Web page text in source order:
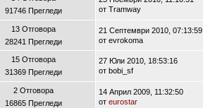
91746 Прегледи
от Tramway
13 Отговора
28241 Прегледи
21 Септември 2010, 07:13:59
от evrokoma
15 Отговора
31369 Прегледи
27 Юли 2010, 18:53:16
от bobi_sf
2 Отговора
16865 Прегледи
14 Април 2009, 11:32:50
от eurostar